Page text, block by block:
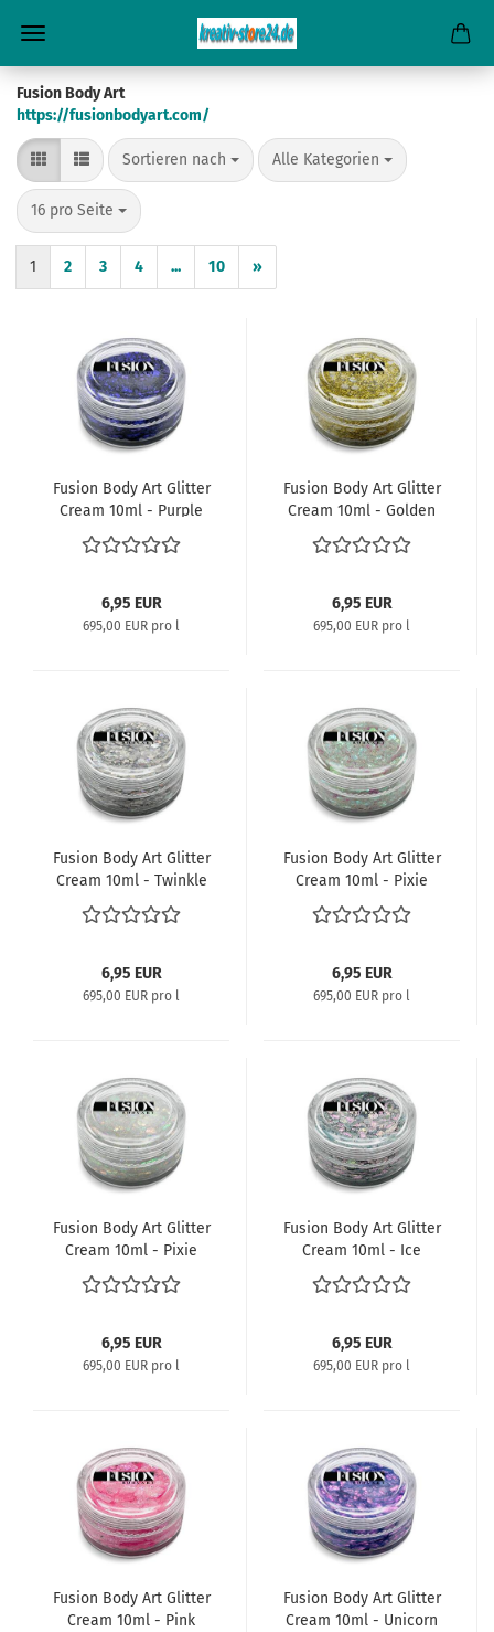
Fusion Body Art
https://fusionbodyart.com/
Sortieren nach
Sortieren nach Alle Kategorien
pro Seite
16 pro Seite
pro Seite
1 2 3 4 ... 10 »
Fusion Body Art Glitter
Cream 10ml - Purple
Nights
6,95 EUR
695,00 EUR pro l
Fusion Body Art Glitter
Cream 10ml - Golden
Rays
6,95 EUR
695,00 EUR pro l
Fusion Body Art Glitter
Cream 10ml - Twinkle
Stars
6,95 EUR
695,00 EUR pro l
Fusion Body Art Glitter
Cream 10ml - Pixie
Kiss
6,95 EUR
695,00 EUR pro l
Fusion Body Art Glitter
Cream 10ml - Pixie
Dust
6,95 EUR
695,00 EUR pro l
Fusion Body Art Glitter
Cream 10ml - Ice
Magic
6,95 EUR
695,00 EUR pro l
Fusion Body Art Glitter
Cream 10ml - Pink
Fusion Body Art Glitter
Cream 10ml - Unicorn